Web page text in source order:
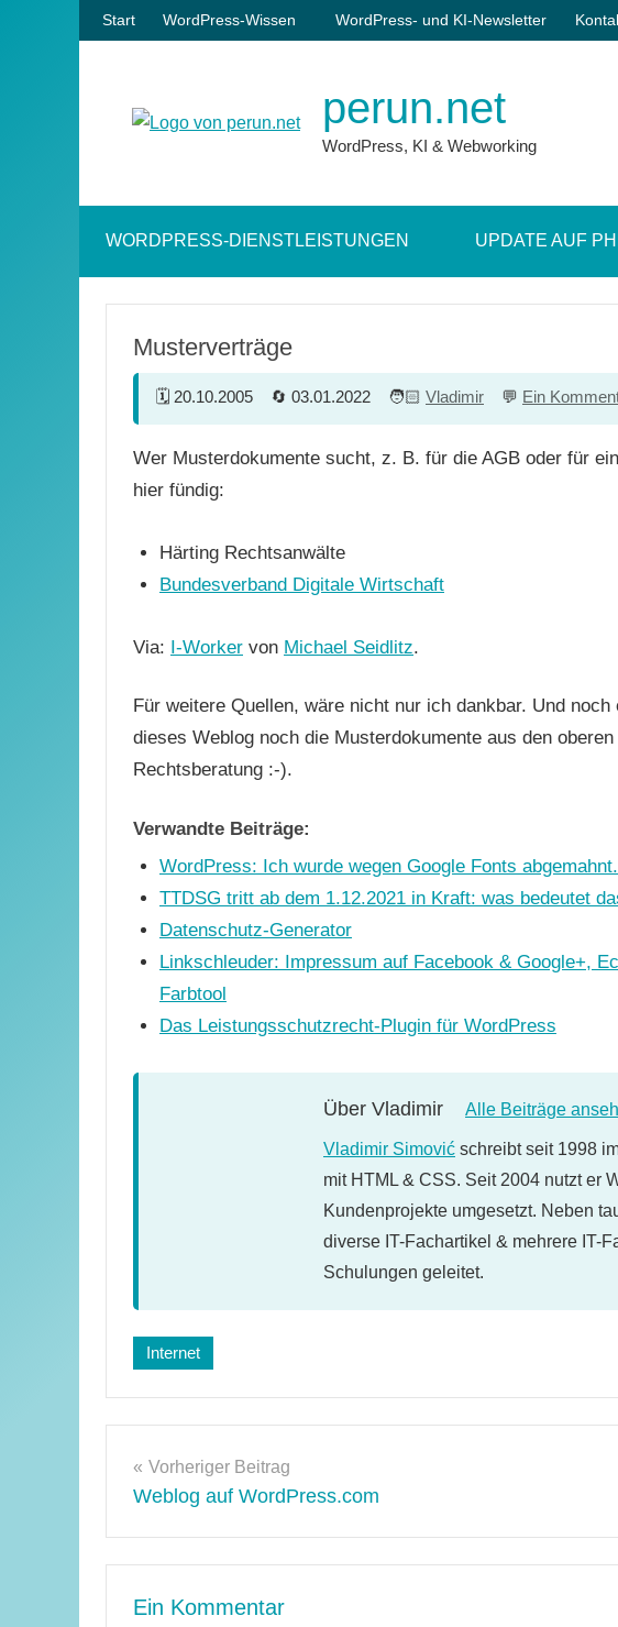
Zum
Inhalt
Start WordPress-Wissen WordPress- und KI-Newsletter
perun.net
WordPress, KI & Webworking
WORDPRESS-DIENSTLEISTUNGEN UPDATE AUF
Musterverträge
20.10.2005 03.01.2022 Vladimir Ein
Wer Musterdokumente sucht, z. B. für die AGB oder für
hier fündig:
Härting Rechtsanwälte
Bundesverband Digitale Wirtschaft
Via: I-Worker von Michael Seidlitz.
Für weitere Quellen, wäre nicht nur ich dankbar. Und
dieses Weblog noch die Musterdokumente aus den
Rechtsberatung :-).
Verwandte Beiträge:
WordPress: Ich wurde wegen Google Fonts
TTDSG tritt ab dem 1.12.2021 in Kraft: was bedeutet
Datenschutz-Generator
Linkschleuder: Impressum auf Facebook & Google+,
Farbtool
Das Leistungsschutzrecht-Plugin für WordPress
Über Vladimir Alle Beiträge
Vladimir Simović schreibt seit 1998
mit HTML & CSS. Seit 2004 nutzt er
Kundenprojekte umgesetzt. Neben
diverse IT-Fachartikel & mehrere IT-
Schulungen geleitet.
Schlagwörter:
Internet
Beitragsnavigation
Vorheriger Beitrag
Weblog auf WordPress.com
Ein Kommentar